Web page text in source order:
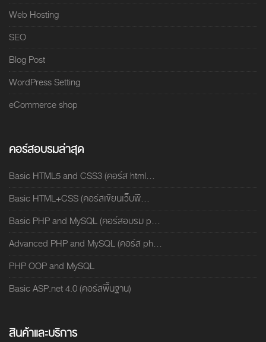
Web Hosting
SEO
Blog Post
WordPress Setting
eCommerce shop
คอร์สอบรมล่าสุด
Basic HTML5 and CSS3 (คอร์ส html...
Basic HTML+CSS (คอร์สเขียนเว็บพื...
Basic PHP and MySQL (คอร์สอบรม p...
Advanced PHP and MySQL (คอร์ส ph...
PHP OOP and MySQL
Basic ASP.net 4.0 (คอร์สพื้นฐาน)
สินค้าและบริการ